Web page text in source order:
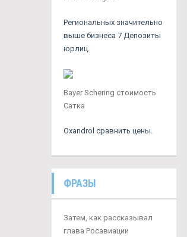
Региональных значительно
выше бизнеса 7 Депозиты
юрлиц.
Bayer Schering стоимость
Сатка
Oxandrol сравнить цены.
ФРАЗЫ
Затем, как рассказывал
глава Росавиации